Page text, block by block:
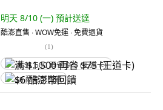
明天 8/10 (一) 預計送達
酷澎直售 ∙ WOW免運 ∙ 免費退貨
(1)
满 $1,500 再省 $75 (王道卡)
$6 酷澎幣回饋